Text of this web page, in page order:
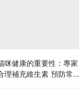
咪健康的重要性：專家
理補充維生素 預防常見